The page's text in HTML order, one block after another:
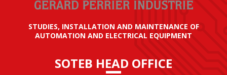
STUDIES, INSTALLATION AND MAINTENANCE OF
AUTOMATION AND ELECTRICAL EQUIPMENT
SOTEB HEAD OFFICE